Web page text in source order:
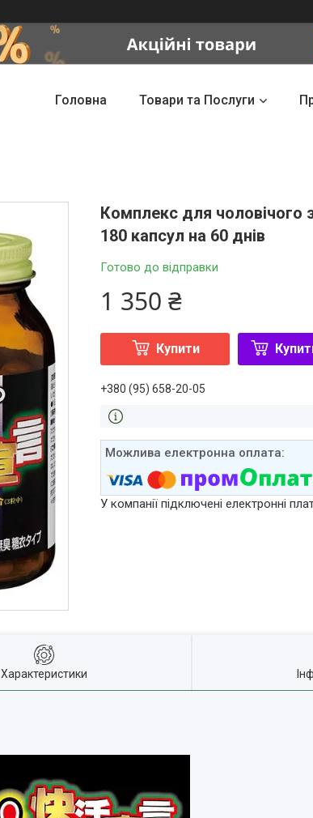
Головна Товари та Послуги
Комплекс для чоловічого
180 капсул на 60 днів
Готово до відправки
1 350 ₴
Купити
+380 (95) 658-20-05
У компанії підключені електронні
Характеристики